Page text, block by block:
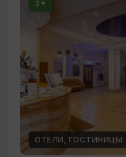
3
ОТЕЛИ, ГОСТИНИЦЫ